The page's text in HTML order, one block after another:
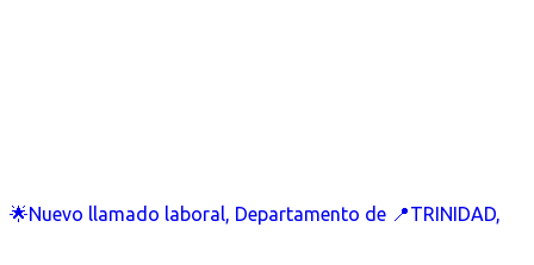
🌟Nuevo llamado laboral, Departamento de 📍TRINIDAD,